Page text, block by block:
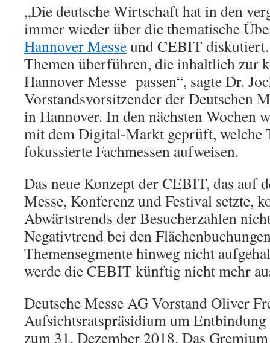
„Die deutsche Wirtschaft hat in den
immer wieder über die thematische
Hannover Messeund CEBIT
Themen überführen, die inhaltlich zur
Hannover Messe passen“, sagte Dr.
Vorstandsvorsitzender der Deutschen
in Hannover. In den nächsten Wochen
mit dem Digital-Markt geprüft, welche
fokussierte Fachmessen aufweisen.
Das neue Konzept der CEBIT, das auf
Messe, Konferenz und Festival setzte,
Abwärtstrends der Besucherzahlen
Negativtrend bei den
Themensegmente hinweg nicht
werde die CEBIT künftig nicht mehr
Deutsche Messe AG Vorstand Oliver
Aufsichtsratspräsidium um
zum 31. Dezember 2018. Das